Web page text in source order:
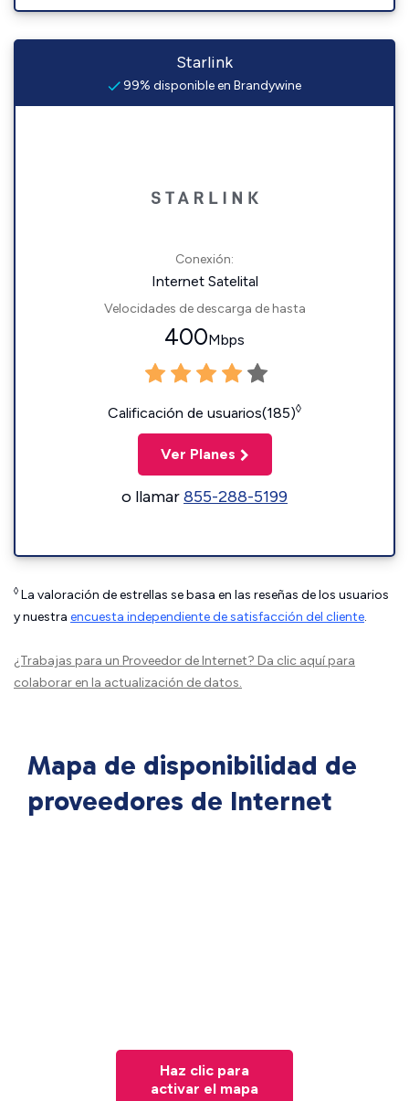
Starlink
99% disponible en Brandywine
Conexión:
Internet Satelital
Velocidades de descarga de hasta
400Mbps
Calificación de usuarios(185)◊
Ver Planes
o llamar855-288-5199
◊ La valoración de estrellas se basa en las reseñas de los usuarios
y nuestra encuesta independiente de satisfacción del cliente.
¿Trabajas para un Proveedor de Internet? Da clic aquípara
colaborar en la actualización de datos.
Mapa de disponibilidad de
proveedores de Internet
Haz clic para
activar el mapa